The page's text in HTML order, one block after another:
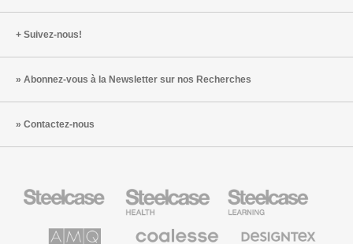
Suivez-nous!
Abonnez-vous à la Newsletter sur nos Recherches
Contactez-nous
Health
Mobilier
pour
secteur
Solutions
Mobilier
Textiles